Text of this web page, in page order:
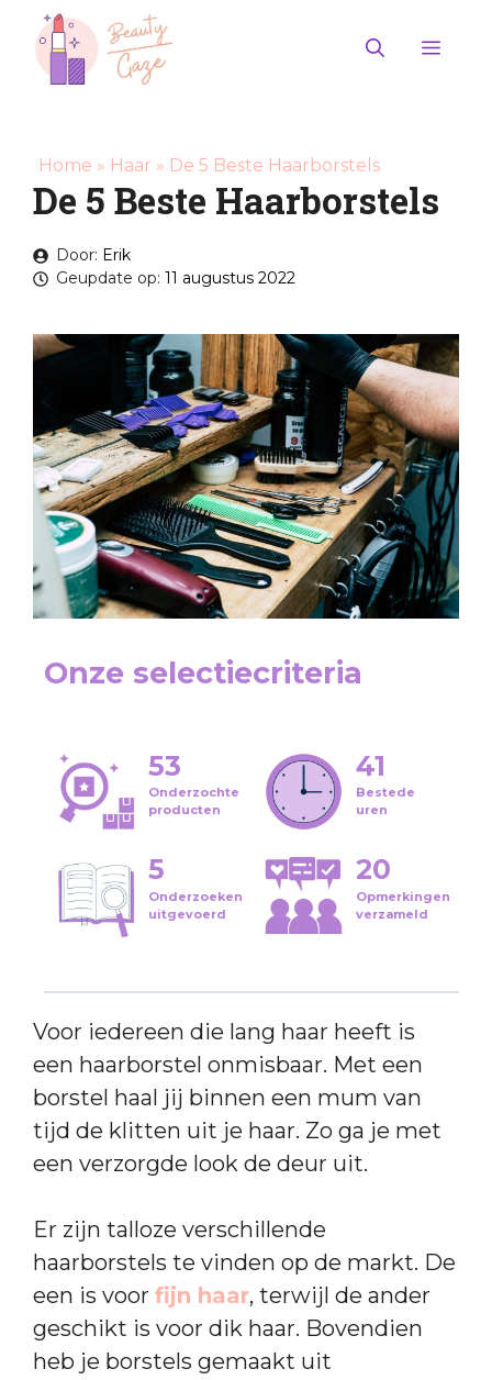
naar
Home » Haar » De 5 Beste Haarborstels
De 5 Beste Haarborstels
Door: Erik
Geupdate op: 11 augustus 2022
Onze selectiecriteria
53
Onderzochte
producten
41
Bestede
uren
5
Onderzoeken
uitgevoerd
20
Opmerkingen
verzameld
Voor iedereen die lang haar heeft is
een haarborstel onmisbaar. Met een
borstel haal jij binnen een mum van
tijd de klitten uit je haar. Zo ga je met
een verzorgde look de deur uit.
Er zijn talloze verschillende
haarborstels te vinden op de markt. De
een is voor fijn haar, terwijl de ander
geschikt is voor dik haar. Bovendien
heb je borstels gemaakt uit